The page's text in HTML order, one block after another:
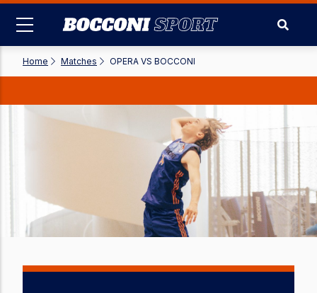
main
content
Home- Matches- OPERA VS BOCCONI